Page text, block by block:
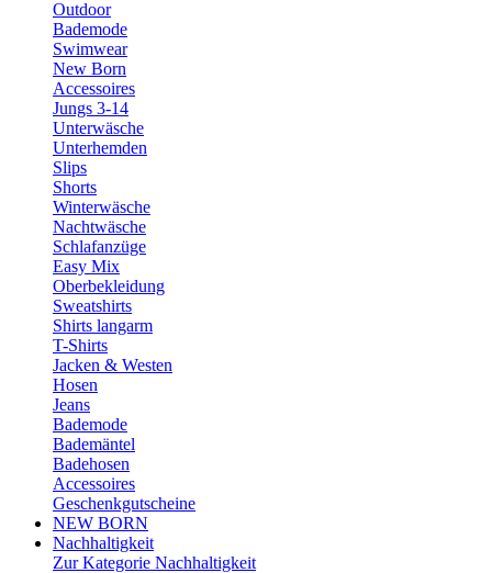
Outdoor
Bademode
Swimwear
New Born
Accessoires
Jungs 3-14
Unterwäsche
Unterhemden
Slips
Shorts
Winterwäsche
Nachtwäsche
Schlafanzüge
Easy Mix
Oberbekleidung
Sweatshirts
Shirts langarm
T-Shirts
Jacken & Westen
Hosen
Jeans
Bademode
Bademäntel
Badehosen
Accessoires
Geschenkgutscheine
NEW BORN
Nachhaltigkeit
Zur Kategorie Nachhaltigkeit